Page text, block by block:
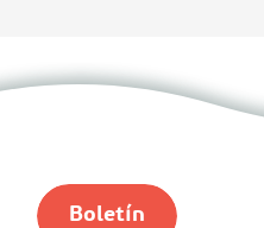
Boletín